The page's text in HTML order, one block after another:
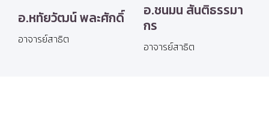
อ.หทัยวัฒน์ พละศักดิ์
อาจารย์สาธิต
อ.ชนมน สันติธรรมา
กร
อาจารย์สาธิต